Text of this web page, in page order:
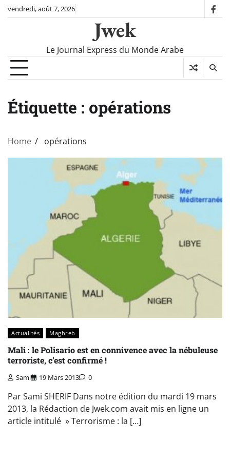
Skipvendredi, août 7, 2026
Jwek
Le Journal Express du Monde Arabe
Étiquette : opérations
Home opérations
Actualités Maghreb
Mali : le Polisario est en connivence avec la nébuleuse
terroriste, c’est confirmé !
Sami 19 Mars 2013 0
Par Sami SHERIF Dans notre édition du mardi 19 mars
2013, la Rédaction de Jwek.com avait mis en ligne un
article intitulé » Terrorisme : la […]